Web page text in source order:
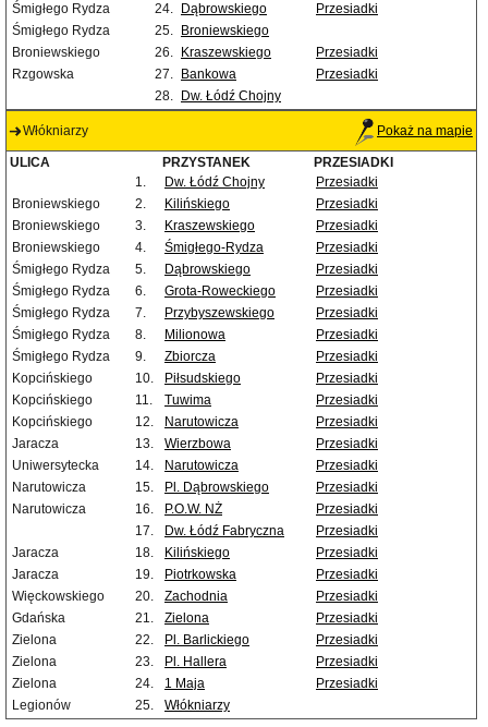
Śmigłego Rydza
24. Dąbrowskiego
Przesiadki
Śmigłego Rydza
25.
Broniewskiego
Broniewskiego
26. Kraszewskiego
Przesiadki
Rzgowska
27. Bankowa
Przesiadki
28.
Dw. Łódź Chojny
Włókniarzy Pokaż na mapie
ULICA PRZYSTANEK
PRZESIADKI
1.
Dw. Łódź Chojny
Przesiadki
Broniewskiego
2. Kilińskiego
Przesiadki
Broniewskiego
3. Kraszewskiego
Przesiadki
Broniewskiego
4. Śmigłego-Rydza
Przesiadki
Śmigłego Rydza
5. Dąbrowskiego
Przesiadki
Śmigłego Rydza
6. Grota-Roweckiego
Przesiadki
Śmigłego Rydza
7. Przybyszewskiego
Przesiadki
Śmigłego Rydza
8. Milionowa
Przesiadki
Śmigłego Rydza
9. Zbiorcza
Przesiadki
Kopcińskiego
10. Piłsudskiego
Przesiadki
Kopcińskiego
11. Tuwima
Przesiadki
Kopcińskiego
12. Narutowicza
Przesiadki
Jaracza
13. Wierzbowa
Przesiadki
Uniwersytecka
14. Narutowicza
Przesiadki
Narutowicza
15. Pl. Dąbrowskiego
Przesiadki
Narutowicza
16. P.O.W. NŻ
Przesiadki
17.
Dw. Łódź Fabryczna
Przesiadki
Jaracza
18. Kilińskiego
Przesiadki
Jaracza
19. Piotrkowska
Przesiadki
Więckowskiego
20. Zachodnia
Przesiadki
Gdańska
21. Zielona
Przesiadki
Zielona
22. Pl. Barlickiego
Przesiadki
Zielona
23. Pl. Hallera
Przesiadki
Zielona
24. 1 Maja
Przesiadki
Legionów
25. Włókniarzy